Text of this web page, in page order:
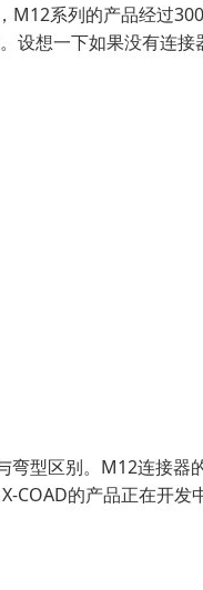
系列的产品经过
设想一下如果没有连接
型区别。M12连接器
COAD的产品正在开发中